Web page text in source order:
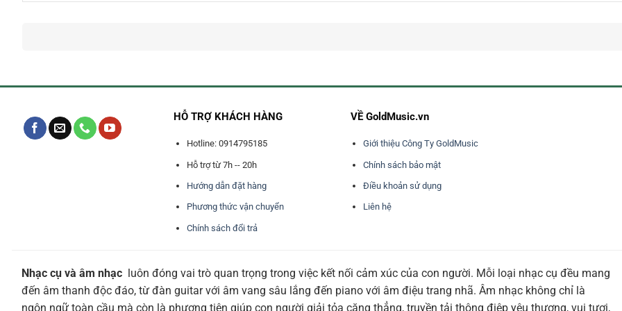
HỖ TRỢ KHÁCH HÀNG
Hotline: 0914795185
Hỗ trợ từ 7h -- 20h
Hướng dẫn đặt hàng
Phương thức vận chuyển
Chính sách đổi trả
VỀ GoldMusic.vn
Giới thiệu Công Ty GoldMusic
Chính sách bảo mật
Điều khoản sử dụng
Liên hệ
Nhạc cụ và âm nhạcluôn đóng vai trò quan trọng trong việc kết nối cảm xúc của con người. Mỗi loại nhạc cụ đều mang
đến âm thanh độc đáo, từ đàn guitar với âm vang sâu lắng đến piano với âm điệu trang nhã. Âm nhạc không chỉ là
ngôn ngữ toàn cầu mà còn là phương tiện giúp con người giải tỏa căng thẳng, truyền tải thông điệp yêu thương, vui tươi,